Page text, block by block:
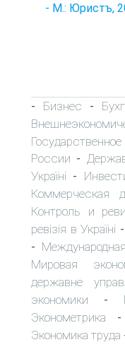
- М.: Юристъ,
- Бизнес -
России -
Україні -
Коммерческая
Контроль и
ревізія в Україні -
-
Мировая
державне
экономики -
Эконометрика
Экономика труда